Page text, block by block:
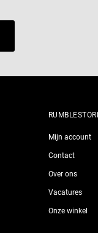
Mijn account
Contact
Over ons
Vacatures
Onze winkel